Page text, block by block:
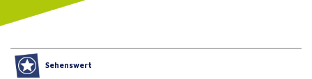
Sehenswert